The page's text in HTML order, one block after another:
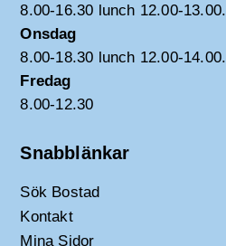
8.00-16.30 lunch 12.00-13.00.
Onsdag
8.00-18.30 lunch 12.00-14.00.
Fredag
8.00-12.30
Snabblänkar
Sök Bostad
Kontakt
Mina Sidor